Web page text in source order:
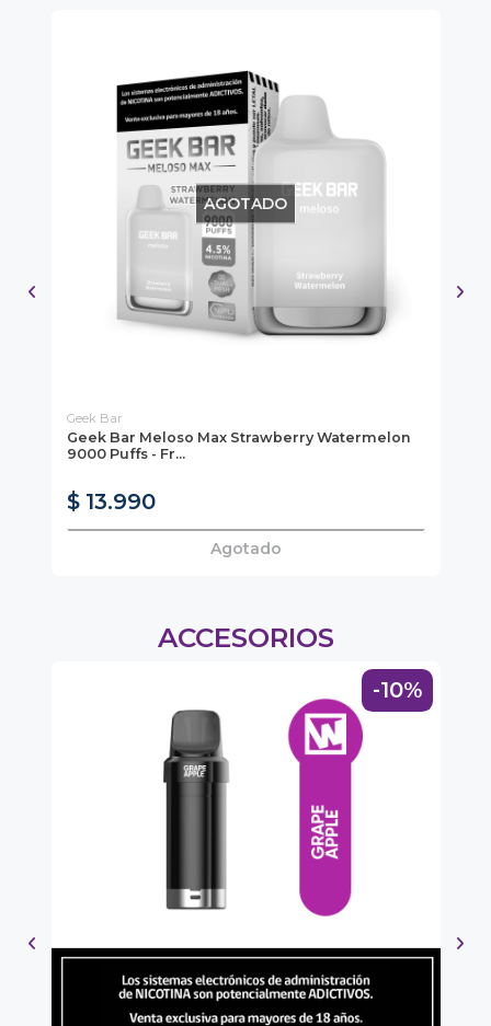
AGOTADO
Geek Bar
Geek Bar Meloso Max Strawberry Watermelon
9000 Puffs - Fr...
$ 13.990
Agotado
ACCESORIOS
-10%